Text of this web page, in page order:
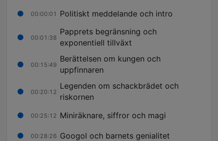
00:00:01 Politiskt meddelande och intro
00:01:38
Papprets begränsning och
exponentiell tillväxt
00:15:49
Berättelsen om kungen och
uppfinnaren
00:20:12
Legenden om schackbrädet och
riskornen
00:25:12 Miniräknare, siffror och magi
00:28:26 Googol och barnets genialitet